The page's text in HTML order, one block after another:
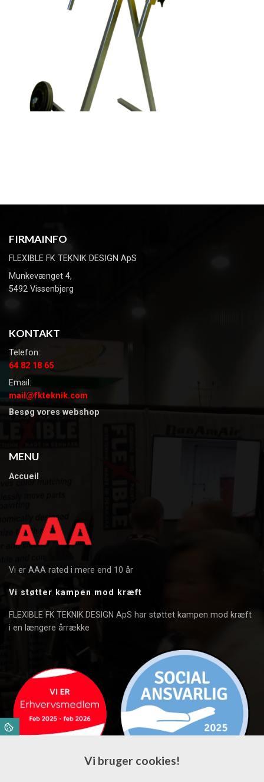
FIRMAINFO
FLEXIBLE FK TEKNIK DESIGN ApS
Munkevænget 4,
5492 Vissenbjerg
KONTAKT
Telefon:
64 82 18 65
Email:
mail@fkteknik.com
Besøg vores webshop
MENU
Accueil
Vi er AAA rated i mere end 10 år
Vi støtter kampen mod kræft
FLEXIBLE FK TEKNIK DESIGN ApS har støttet kampen mod kræft
i en længere årrække
Vi bruger cookies!